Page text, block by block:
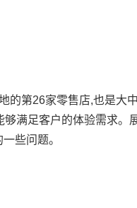
的第26家零售店,也是大
满足客户的体验需求。
些问题。